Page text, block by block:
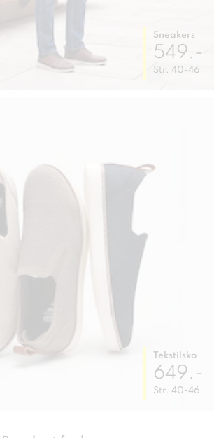
Sneakers
549.-
Str. 40-46
Tekstilsko
649.-
Str. 40-46